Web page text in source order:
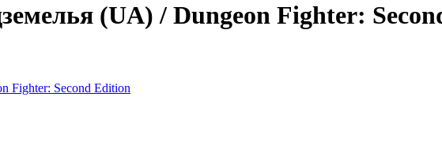
(UA) / Dungeon Fighter: